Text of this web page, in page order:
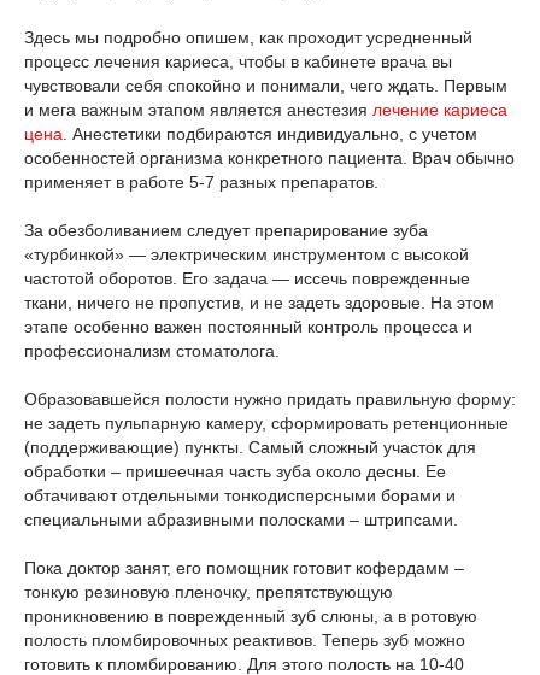
Здесь мы подробно опишем, как проходит усредненный
процесс лечения кариеса, чтобы в кабинете врача вы
чувствовали себя спокойно и понимали, чего ждать. Первым
и мега важным этапом является анестезия лечение кариеса
цена . Анестетики подбираются индивидуально, с учетом
особенностей организма конкретного пациента. Врач обычно
применяет в работе 5-7 разных препаратов.
За обезболиванием следует препарирование зуба
«турбинкой» — электрическим инструментом с высокой
частотой оборотов. Его задача — иссечь поврежденные
ткани, ничего не пропустив, и не задеть здоровые. На этом
этапе особенно важен постоянный контроль процесса и
профессионализм стоматолога.
Образовавшейся полости нужно придать правильную форму:
не задеть пульпарную камеру, сформировать ретенционные
(поддерживающие) пункты. Самый сложный участок для
обработки – пришеечная часть зуба около десны. Ее
обтачивают отдельными тонкодисперсными борами и
специальными абразивными полосками – штрипсами.
Пока доктор занят, его помощник готовит кофердамм –
тонкую резиновую пленочку, препятствующую
проникновению в поврежденный зуб слюны, а в ротовую
полость пломбировочных реактивов. Теперь зуб можно
готовить к пломбированию. Для этого полость на 10-40